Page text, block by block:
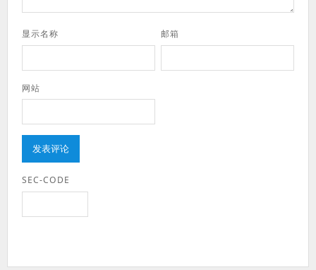
显示名称 邮箱
网站
SEC-CODE